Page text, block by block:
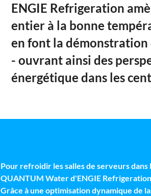
ENGIE Refrigeration
entier à la bonne
en font la démonstration
- ouvrant ainsi des
énergétique dans les
Pour refroidir les salles de serveurs
QUANTUM Water d'ENGIE
Grâce à une optimisation dynamique de